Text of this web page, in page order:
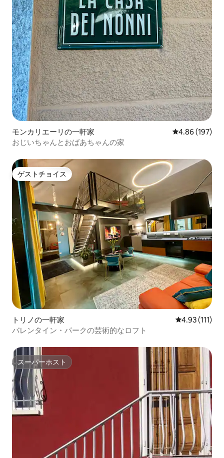
モンカリエーリの一軒家 レビュー197
4.86 (197)
おじいちゃんとおばあちゃんの家
ゲストチョイス
ゲストチョイス
トリノの一軒家 レビュー111
4.93 (111)
バレンタイン・パークの芸術的なロフト
スーパーホスト
スーパーホスト